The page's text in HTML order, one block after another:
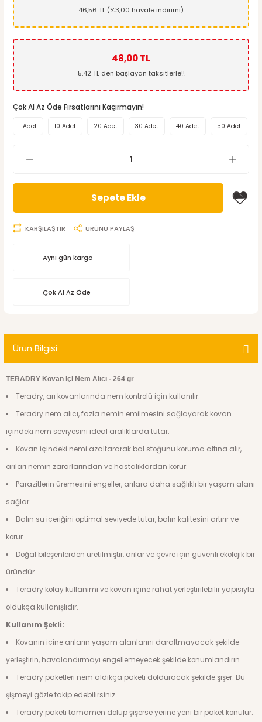
46,56 TL (%3,00 havale indirimi)
48,00 TL
5,42 TL den başlayan taksitlerle!!
Çok Al Az Öde Fırsatlarını Kaçırmayın!
1 Adet 10 Adet 20 Adet 30 Adet 40 Adet 50 Adet
Sepete Ekle
KARŞILAŞTIR ÜRÜNÜ PAYLAŞ
Aynı gün kargo
Çok Al Az Öde
Ürün Bilgisi
TERADRY Kovan içi Nem Alıcı - 264 gr
Teradry, arı kovanlarında nem kontrolü için kullanılır.
Teradry nem alıcı, fazla nemin emilmesini sağlayarak kovan
içindeki nem seviyesini ideal aralıklarda tutar.
Kovan içindeki nemi azaltararak bal stoğunu koruma altına alır,
arıları nemin zararlarından ve hastalıklardan korur.
Parazitlerin üremesini engeller, arılara daha sağlıklı bir yaşam alanı
sağlar.
Balın su içeriğini optimal seviyede tutar, balın kalitesini artırır ve
korur.
Doğal bileşenlerden üretilmiştir, arılar ve çevre için güvenli ekolojik bir
üründür.
Teradry kolay kullanımı ve kovan içine rahat yerleştirilebilir yapısıyla
oldukça kullanışlıdır.
Kullanım Şekli:
Kovanın içine arıların yaşam alanlarını daraltmayacak şekilde
yerleştirin, havalandırmayı engellemeyecek şekilde konumlandırın.
Teradry paketleri nem aldıkça paketi dolduracak şekilde şişer. Bu
şişmeyi gözle takip edebilirsiniz.
Teradry paketi tamamen dolup şişerse yerine yeni bir paket konulur.